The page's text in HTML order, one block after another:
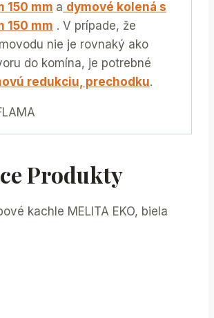
150 mm a dymové kolená s
150 mm . V prípade, že
nie je rovnaký ako
do komína, je potrebné
redukciu, prechodku.
Produkty